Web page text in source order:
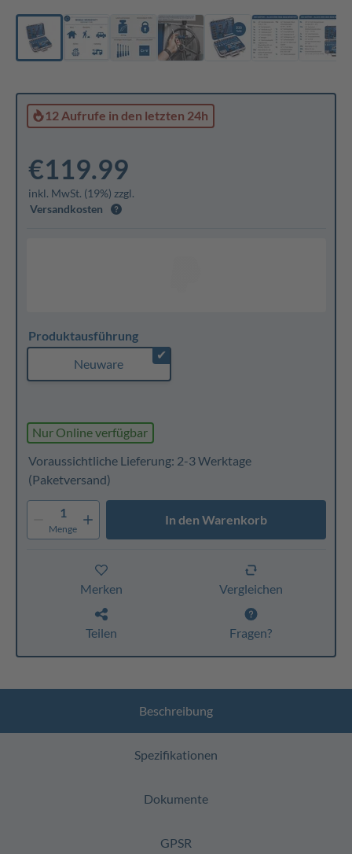
12 Aufrufe in den letzten 24h
€119.99
inkl. MwSt. (19%) zzgl.
Versandkosten
Produktausführung
✔
Neuware
Nur Online verfügbar
Voraussichtliche Lieferung: 2-3 Werktage
(Paketversand)
1
Menge
In den Warenkorb
Merken Vergleichen
Teilen Fragen?
Beschreibung
Spezifikationen
Dokumente
GPSR